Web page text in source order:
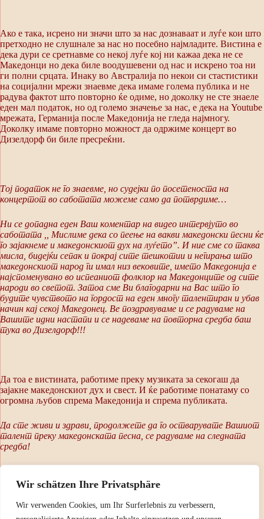
Wir schätzen Ihre Privatsphäre
Wir verwenden Cookies, um Ihr Surferlebnis zu verbessern,
Ако е така, исрено ни значи што за нас дознаваат и луѓе кои што
претходно не слушнале за нас но посебно најмладите. Вистина е
дека дури се сретнавме со некој луѓе кој ни кажаа дека не се
Македонци но дека биле воодушевени од нас и искрено тоа ни
ги полни срцата. Инаку во Австралија по некои си стастистики
на социјални мрежи знаевме дека имаме голема публика и не
радува фактот што повторно ќе одиме, но доколку не сте знаеле
еден мал податок, но од големо значење за нас, е дека на Youtube
мрежата, Германија после Македонија не гледа најмногу.
Доколку имаме повторно можност да одржиме концерт во
Дизелдорф би биле пресреќни.
Тој податок не го знаевме, но судејки по посетеноста на
концертот во саботата можеме само да потврдиме…
Ни се допадна еден Ваш коментар на видео интервјуто во
саботата ,, Мислиме дека со пеење на вакви македонски песни ќе
го зајакнеме и македонскиот дух на луѓето”. И ние сме со таква
мисла, бидејќи сепак и покрај сите тешкотии и негирања што
македонскиот народ ги имал низ вековите, името Македонија е
најспоменувано во испеаниот фолклор на Македонците од сите
народи во светот. Затоа сме Ви благодарни на Вас што го
будите чувството на гордост на еден многу талентиран и убав
начин кај секој Македонец. Ве поздравуваме и се радуваме на
Вашите идни настапи и се надеваме на повторна средба баш
тука во Дизелдорф!!!
Да тоа е вистината, работиме преку музиката за секогаш да
зајакне македонскиот дух и свест. И ќе работиме понатаму со
огромна љубов спрема Македонија и спрема публиката.
Да сте живи и здрави, продолжете да го остварувате Вашиот
талент преку македонската песна, се радуваме на следната
средба!
Fa W E C